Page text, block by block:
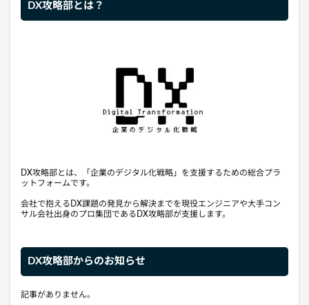
DX攻略部とは？
DX攻略部とは、「企業のデジタル化戦略」を支援するための総合プラ
ットフォームです。
会社で抱えるDX課題の発見から解決までを現役エンジニアや大手コン
サル会社出身のプロ集団であるDX攻略部が支援します。
DX攻略部からのお知らせ
記事がありません。